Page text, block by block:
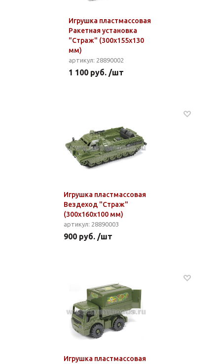
Игрушка пластмассовая
Ракетная установка
"Страж" (300x155x130
мм)
артикул: 28890002
1 100 руб. /шт
Игрушка пластмассовая
Вездеход "Страж"
(300x160x100 мм)
артикул: 28890003
900 руб. /шт
Игрушка пластмассовая